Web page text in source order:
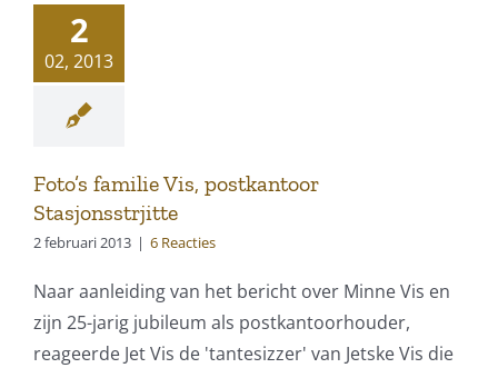
2
02, 2013
Foto’s familie Vis, postkantoor
Stasjonsstrjitte
2 februari 2013 | 6 Reacties
Naar aanleiding van het bericht over Minne Vis en
zijn 25-jarig jubileum als postkantoorhouder,
reageerde Jet Vis de 'tantesizzer' van Jetske Vis die